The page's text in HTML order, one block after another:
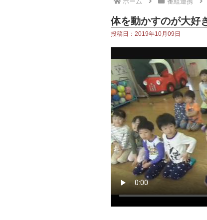
体を動かすのが大好
投稿日：2019年10月09日